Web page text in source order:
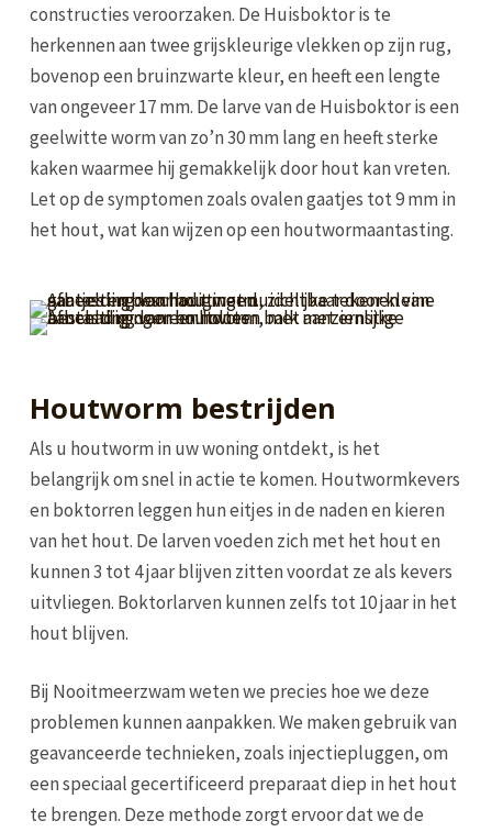
constructies veroorzaken. De Huisboktor is te
herkennen aan twee grijskleurige vlekken op zijn rug,
bovenop een bruinzwarte kleur, en heeft een lengte
van ongeveer 17 mm. De larve van de Huisboktor is een
geelwitte worm van zo’n 30 mm lang en heeft sterke
kaken waarmee hij gemakkelijk door hout kan vreten.
Let op de symptomen zoals ovalen gaatjes tot 9 mm in
het hout, wat kan wijzen op een houtwormaantasting.
Houtworm bestrijden
Als u houtworm in uw woning ontdekt, is het
belangrijk om snel in actie te komen. Houtwormkevers
en boktorren leggen hun eitjes in de naden en kieren
van het hout. De larven voeden zich met het hout en
kunnen 3 tot 4 jaar blijven zitten voordat ze als kevers
uitvliegen. Boktorlarven kunnen zelfs tot 10 jaar in het
hout blijven.
Bij Nooitmeerzwam weten we precies hoe we deze
problemen kunnen aanpakken. We maken gebruik van
geavanceerde technieken, zoals injectiepluggen, om
een speciaal gecertificeerd preparaat diep in het hout
te brengen. Deze methode zorgt ervoor dat we de